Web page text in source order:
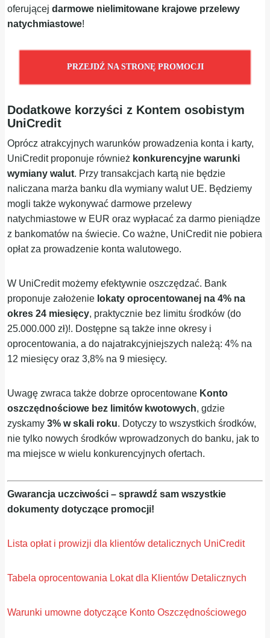
oferującejdarmowe nielimitowane krajowe przelewy
natychmiastowe!
PRZEJDŹ NA STRONĘ PROMOCJI
Dodatkowe korzyści z Kontem osobistym
UniCredit
Oprócz atrakcyjnych warunków prowadzenia konta i karty,
UniCredit proponuje również konkurencyjne warunki
wymiany walut. Przy transakcjach kartą nie będzie
naliczana marża banku dla wymiany walut UE. Będziemy
mogli także wykonywać darmowe przelewy
natychmiastowe w EUR oraz wypłacać za darmo pieniądze
z bankomatów na świecie. Co ważne, UniCredit nie pobiera
opłat za prowadzenie konta walutowego.
W UniCredit możemy efektywnie oszczędzać. Bank
proponuje założenie lokaty oprocentowanej na 4% na
okres 24 miesięcy, praktycznie bez limitu środków (do
25.000.000 zł)!. Dostępne są także inne okresy i
oprocentowania, a do najatrakcyjniejszych należą: 4% na
12 miesięcy oraz 3,8% na 9 miesięcy.
Uwagę zwraca także dobrze oprocentowane Konto
oszczędnościowe bez limitów kwotowych, gdzie
zyskamy3% w skali roku. Dotyczy to wszystkich środków,
nie tylko nowych środków wprowadzonych do banku, jak to
ma miejsce w wielu konkurencyjnych ofertach.
Gwarancja uczciwości – sprawdź sam wszystkie
dokumenty dotyczące promocji!
Lista opłat i prowizji dla klientów detalicznych UniCredit
Tabela oprocentowania Lokat dla Klientów Detalicznych
Warunki umowne dotyczące Konto Oszczędnościowego